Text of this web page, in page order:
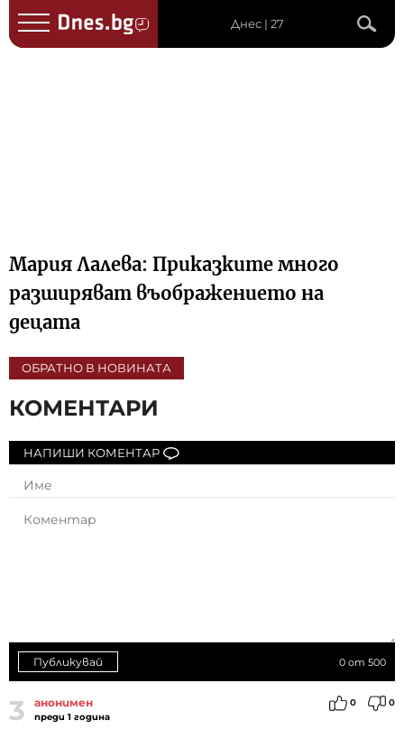
Днес | 27
Мария Лалева: Приказките много
разширяват въображението на
децата
ОБРАТНО В НОВИНАТА
КОМЕНТАРИ
НАПИШИ КОМЕНТАР
0 от 500
Публикувай
3 анонимен
преди 1 година
0 0